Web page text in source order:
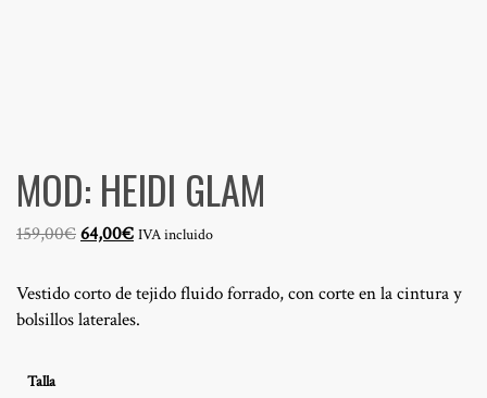
MOD: HEIDI GLAM
159,00€El
original
era:
64,00€El
actual
es:
IVA incluido
Vestido corto de tejido fluido forrado, con corte en la cintura y
bolsillos laterales.
Talla